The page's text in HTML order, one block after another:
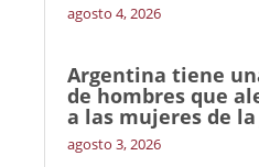
agosto 4, 2026
Argentina tiene
de hombres que
a las mujeres de
agosto 3, 2026